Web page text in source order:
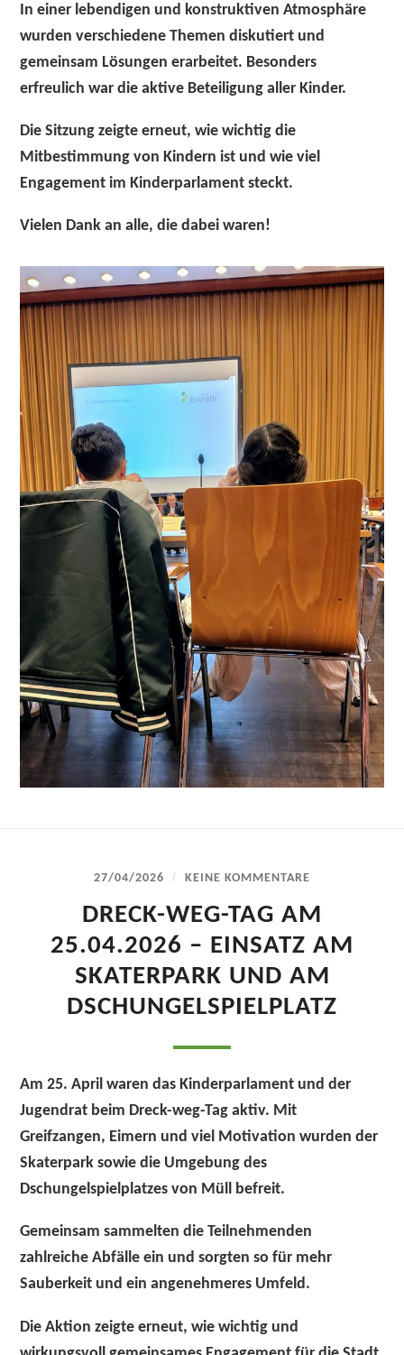
In einer lebendigen und konstruktiven Atmosphäre
wurden verschiedene Themen diskutiert und
gemeinsam Lösungen erarbeitet. Besonders
erfreulich war die aktive Beteiligung aller Kinder.
Die Sitzung zeigte erneut, wie wichtig die
Mitbestimmung von Kindern ist und wie viel
Engagement im Kinderparlament steckt.
Vielen Dank an alle, die dabei waren!
27/04/2026 / KEINE KOMMENTARE
DRECK-WEG-TAG AM
25.04.2026 – EINSATZ AM
SKATERPARK UND AM
DSCHUNGELSPIELPLATZ
Am 25. April waren das Kinderparlament und der
Jugendrat beim Dreck-weg-Tag aktiv. Mit
Greifzangen, Eimern und viel Motivation wurden der
Skaterpark sowie die Umgebung des
Dschungelspielplatzes von Müll befreit.
Gemeinsam sammelten die Teilnehmenden
zahlreiche Abfälle ein und sorgten so für mehr
Sauberkeit und ein angenehmeres Umfeld.
Die Aktion zeigte erneut, wie wichtig und